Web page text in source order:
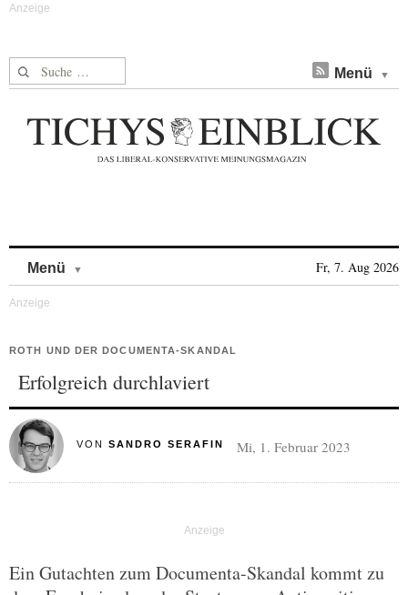
Suche nach: Menü
Menü Fr, 7. Aug 2026
ROTH UND DER DOCUMENTA-SKANDAL
Erfolgreich durchlaviert
VON SANDRO SERAFIN Mi, 1. Februar 2023
Ein Gutachten zum Documenta-Skandal kommt zu